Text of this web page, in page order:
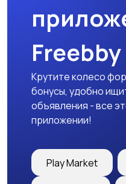
Freebby
Крутите колесо
бонусы, удобно
объявления - все
приложении!
Play Market